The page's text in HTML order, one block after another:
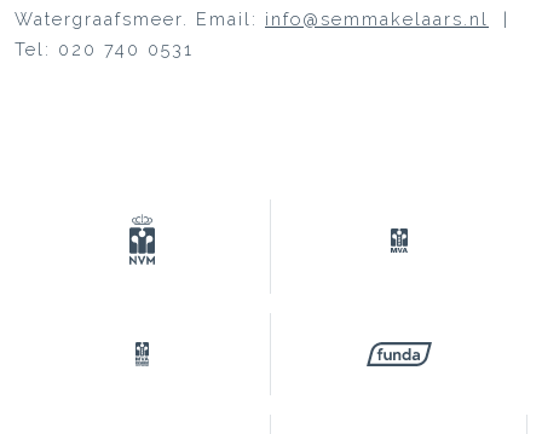
Watergraafsmeer. Email: info@semmakelaars.nl
|
Tel: 020 740 0531